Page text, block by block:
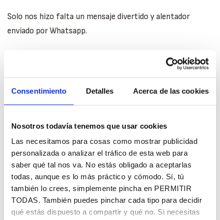
Consentimiento Detalles Acerca de las cookies
Nosotros todavía tenemos que usar cookies
Las necesitamos para cosas como mostrar publicidad
personalizada o analizar el tráfico de esta web para
saber qué tal nos va. No estás obligado a aceptarlas
todas, aunque es lo más práctico y cómodo. Sí, tú
también lo crees, simplemente pincha en PERMITIR
TODAS. También puedes pinchar cada tipo para decidir
qué estás dispuesto a compartir y qué no. Si necesitas
Solo nos hizo falta un mensaje divertido y alentador
enviado por Whatsapp.
También es cierto que tener todos los datos registrados
en un CRM, lo bien que trabajamos y la conexión y
3. QUIEN BIEN TE QUIERE, TE HARÁ LLORAR
Seguimos con el refranero para sincerarnos porque con
alguna de las reseñas conseguidas se nos ha saltado
alguna que otra lagrimilla. ¡Tenemos unos clientes
fantásticos!
3. LO IMPORTANTE NO ES COMO EMPIEZA,